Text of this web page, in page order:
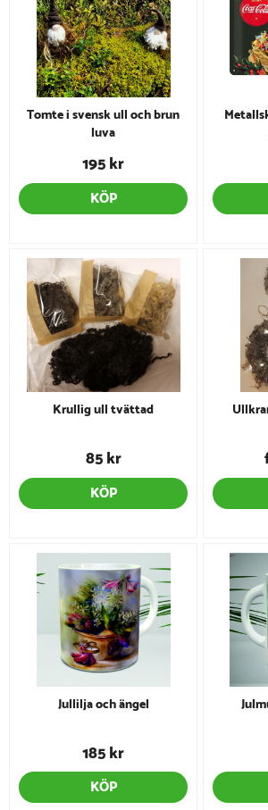
Tomte i svensk ull och brun
luva
195 kr
KÖP
Krullig ull tvättad
85 kr
KÖP
Jullilja och ängel
185 kr
KÖP